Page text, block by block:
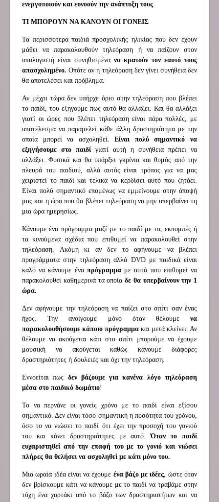
ενεργοποιούν και ευνοούν την ανάπτυξη τους.
ΤΙ ΜΠΟΡΟΥΝ ΝΑ ΚΑΝΟΥΝ ΟΙ ΓΟΝΕΙΣ
Τα περισσότερα παιδιά προσχολικής ηλικίας που δεν έχουν
μάθει να παρακολουθούν τηλεόραση ή να παίζουν στον
υπολογιστή είναι συνηθισμένα να κρατούν τον εαυτό τους
απασχολημένο. Οπότε αν η τηλεόραση δεν γίνει συνήθεια δεν
θα αποτελέσει και πρόβλημα.
Αν μέχρι τώρα δεν υπήρχε όριο στην τηλεόραση που βλέπει
το παιδί, του εξηγούμε πως αυτό θα αλλάξει. Και θα αλλάξει
γιατί οι ώρες που βλέπει τηλεόραση είναι πάρα πολλές, με
αποτέλεσμα να παραμελεί κάθε άλλη δραστηριότητα με την
οποία μπορεί να ασχοληθεί.Είναι πολύ σημαντικό να
εξηγήσουμε στο παιδί γιατί αυτή η συνήθεια πρέπει να
αλλάξει. Φυσικά και θα υπάρξει γκρίνια και θυμός από την
πλευρά του παιδιού, αλλά αυτός είναι τρόπος για να μας
χειριστεί το παιδί και τελικά να κερδίσει αυτό που ζητάει.
Είναι πολύ σημαντικό επομένως να εμμείνουμε στην άποψή
μας και η ώρα που θα βλέπει τηλεόραση να μην υπερβαίνει τη
μια ώρα ημερησίως.
Κάνουμε ένα πρόγραμμα μαζί με το παιδί με τις εκπομπές ή
τα κινούμενα σχέδια που επιθυμεί να παρακολουθεί στην
τηλεόραση. Ακόμη κι αν δεν το αφήνουμε να βλέπει
προγράμματα στην τηλεόραση αλλά DVD με παιδικά είναι
καλό να κάνουμε ένα πρόγραμμαμε αυτά που επιθυμεί να
παρακολουθεί καθημερινά τα οποία δε θα υπερβαίνουν την 1
ώρα.
Δεν αφήνουμε την τηλεόραση να παίζει στο σπίτι σαν ένας
ήχος. Την ανοίγουμε μόνο όταν θέλουμε να
παρακολουθήσουμε κάποιο πρόγραμμα και μετά κλείνει. Αν
θέλουμε να ακούγεται κάτι στο σπίτι μπορούμε να έχουμε
μουσική να ακούγεται καθώς κάνουμε διάφορες
δραστηριότητες ή δουλειές και όχι την τηλεόραση.
Εννοείται πως δεν βάζουμε για κανένα λόγο τηλεόραση
μέσα στο παιδικό δωμάτιο!
Το να περνάνε οι γονείς χρόνο με το παιδί είναι εξίσου
σημαντικό. Δεν είναι τόσο σημαντική η ποσότητα του χρόνου,
όσο το να νιώσει το παιδί ότι έχει την προσοχή του γονιού
του και κάνει δραστηριότητες με αυτό.Όταν το παιδί
ευχαριστηθεί από την επαφή του με το γονιό και νιώσει
πλήρες θα θελήσει να ασχοληθεί με κάτι μόνο του.
Μια ωραία ιδέα είναι να έχουμε ένα βάζο με ιδέες, ώστε όταν
δεν βρίσκουμε κάτι να κάνουμε με το παιδί να τραβάμε στην
τύχη ένα χαρτάκι από το βάζο των δραστηριοτήτων και να